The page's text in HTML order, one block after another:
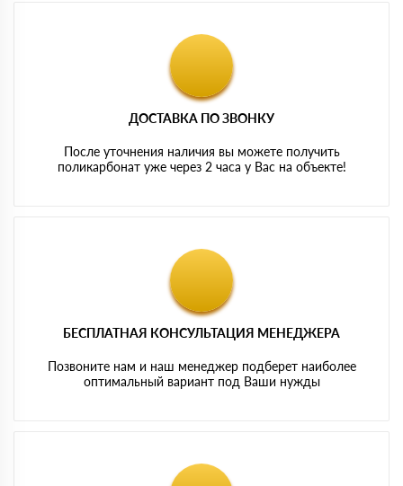
ДОСТАВКА ПО ЗВОНКУ
После уточнения наличия вы можете получить
поликарбонат уже через 2 часа у Вас на объекте!
БЕСПЛАТНАЯ КОНСУЛЬТАЦИЯ МЕНЕДЖЕРА
Позвоните нам и наш менеджер подберет наиболее
оптимальный вариант под Ваши нужды